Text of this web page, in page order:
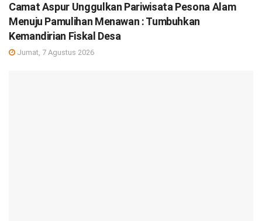
Camat Aspur Unggulkan Pariwisata Pesona Alam
Menuju Pamulihan Menawan : Tumbuhkan
Kemandirian Fiskal Desa
Jumat, 7 Agustus 2026